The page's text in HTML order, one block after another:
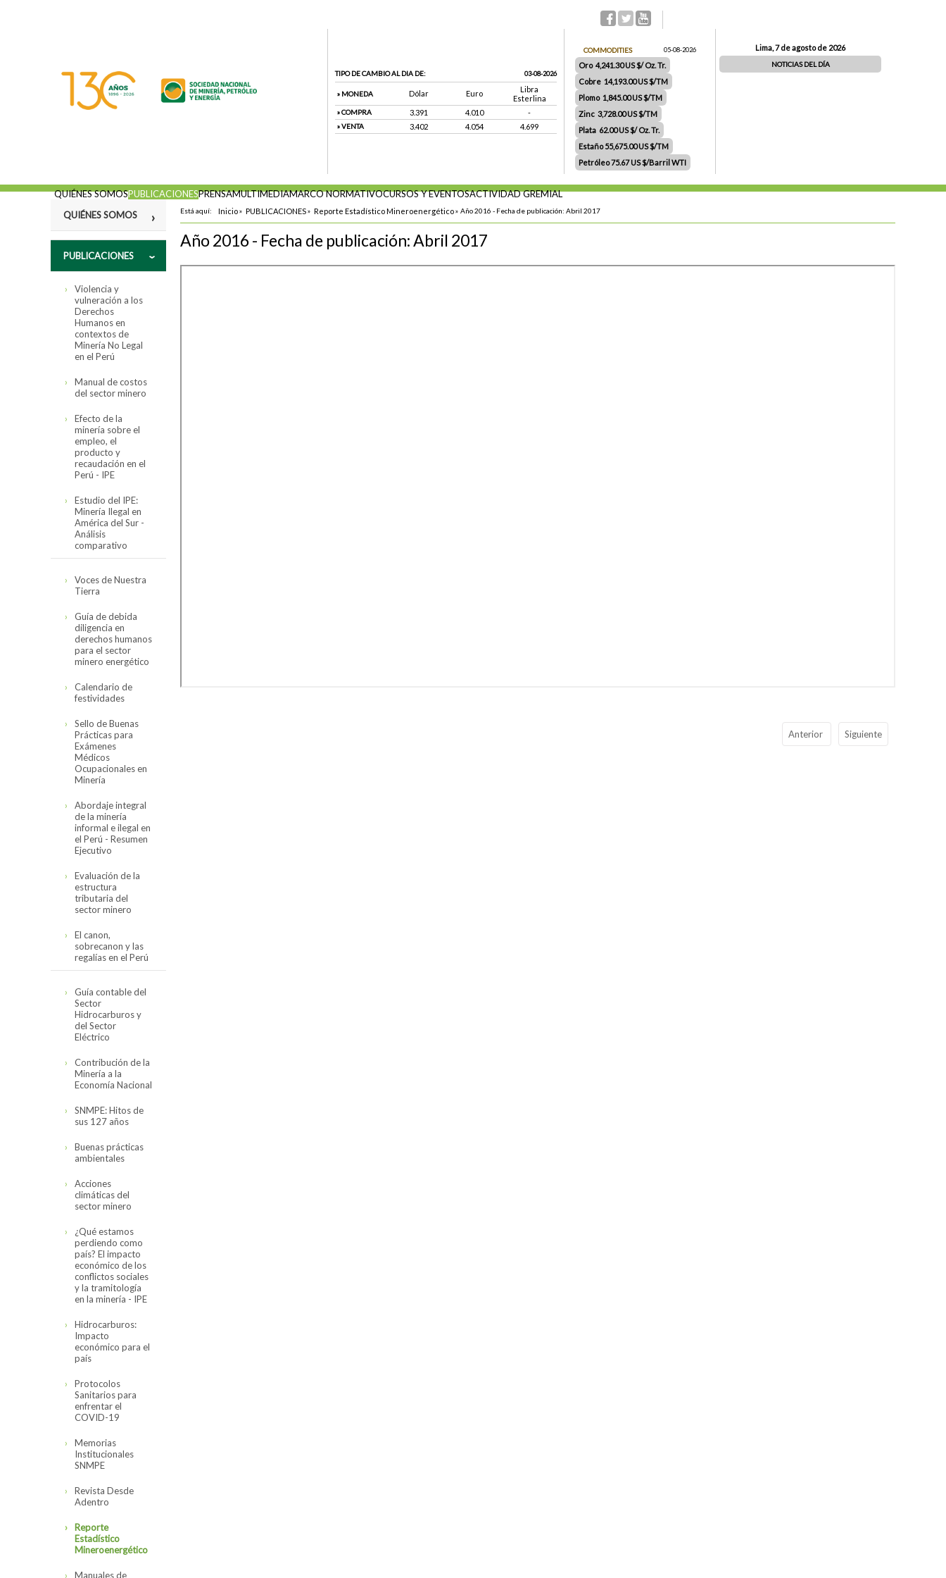
TIPO DE CAMBIO AL DIA DE: 03-08-2026
» MONEDA Dólar Euro
Libra
Esterlina
» COMPRA 3.391 4.010 -
» VENTA 3.402 4.054 4.699
COMMODITIES 05-08-2026
Oro 4,241.30 US $/ Oz. Tr.
Cobre 14,193.00 US $/TM
Plomo 1,845.00 US $/TM
Zinc 3,728.00 US $/TM
Plata 62.00 US $/ Oz. Tr.
Estaño 55,675.00 US $/TM
Petróleo 75.67 US $/Barril WTI
Lima, 7 de agosto de 2026
NOTICIAS DEL DÍA
QUIÉNES SOMOSPUBLICACIONESPRENSAMULTIMEDIAMARCO NORMATIVOCURSOS Y EVENTOSACTIVIDAD GREMIAL
QUIÉNES SOMOS
Fines
Estatutos
Código de
Conducta
de Conducta
Conducta de la
SNMPE y
Contexto
Internacional
Encuesta de
Directorio
Organigrama
Personal SNMPE
Minería
Hidrocarburos
Servicios
Cómo asociarse
Comités
Estructura de
comités
Sectorial Minero
Sectorial de
Hidrocarburos
Sectorial
Nuestros Servicios
PUBLICACIONES
Violencia y
vulneración a los
Derechos
Humanos en
contextos de
Minería No Legal
en el Perú
Manual de costos
del sector minero
Efecto de la
minería sobre el
empleo, el
producto y
recaudación en el
Perú - IPE
Estudio del IPE:
Minería Ilegal en
América del Sur -
Análisis
comparativo
Estudio completo
resumen
Voces de Nuestra
Tierra
Guía de debida
diligencia en
derechos humanos
para el sector
minero energético
Calendario de
festividades
Sello de Buenas
Prácticas para
Exámenes
Médicos
Ocupacionales en
Minería
Abordaje integral
de la minería
informal e ilegal en
el Perú - Resumen
Ejecutivo
Evaluación de la
estructura
tributaria del
sector minero
El canon,
sobrecanon y las
regalías en el Perú
Cifras actualizadas
en noviembre del
2019
El canon,
regalías en el Perú
(2008-2017)
Guía contable del
Sector
Hidrocarburos y
del Sector
Eléctrico
Contribución de la
Minería a la
Economía Nacional
SNMPE: Hitos de
sus 127 años
Buenas prácticas
ambientales
Acciones
climáticas del
sector minero
¿Qué estamos
perdiendo como
país? El impacto
económico de los
conflictos sociales
y la tramitología
en la minería - IPE
Hidrocarburos:
Impacto
económico para el
país
Protocolos
Sanitarios para
enfrentar el
COVID-19
Memorias
Institucionales
SNMPE
Revista Desde
Adentro
Reporte
Estadístico
Mineroenergético
Manuales de
Está aquí: Inicio» PUBLICACIONES» Reporte Estadístico Mineroenergético» Año 2016 - Fecha de publicación: Abril 2017
Año 2016 - Fecha de publicación: Abril 2017
Anterior Siguiente